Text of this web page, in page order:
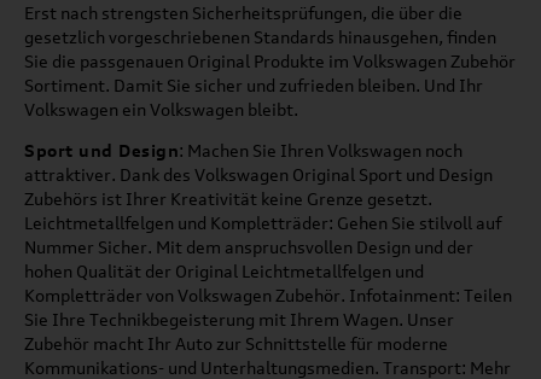
Erst nach strengsten Sicherheitsprüfungen, die über die
gesetzlich vorgeschriebenen Standards hinausgehen, finden
Sie die passgenauen Original Produkte im Volkswagen Zubehör
Sortiment. Damit Sie sicher und zufrieden bleiben. Und Ihr
Volkswagen ein Volkswagen bleibt.
Sport und Design: Machen Sie Ihren Volkswagen noch
attraktiver. Dank des Volkswagen Original Sport und Design
Zubehörs ist Ihrer Kreativität keine Grenze gesetzt.
Leichtmetallfelgen und Kompletträder: Gehen Sie stilvoll auf
Nummer Sicher. Mit dem anspruchsvollen Design und der
hohen Qualität der Original Leichtmetallfelgen und
Kompletträder von Volkswagen Zubehör. Infotainment: Teilen
Sie Ihre Technikbegeisterung mit Ihrem Wagen. Unser
Zubehör macht Ihr Auto zur Schnittstelle für moderne
Kommunikations- und Unterhaltungsmedien. Transport: Mehr